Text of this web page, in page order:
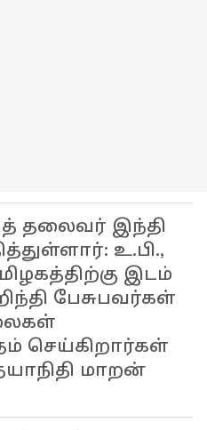
தலைவர் இந்தி
உ.பி.,
இடம்
பேசுபவர்கள்
செய்கிறார்கள்
மாறன்